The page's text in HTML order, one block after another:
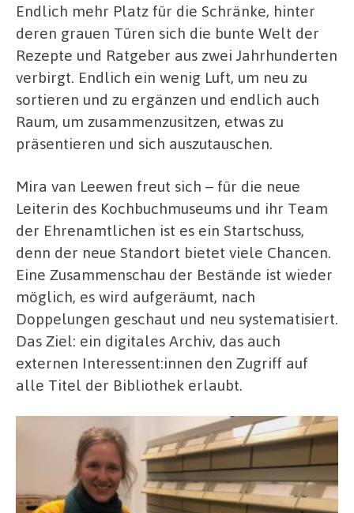
Endlich mehr Platz für die Schränke, hinter
deren grauen Türen sich die bunte Welt der
Rezepte und Ratgeber aus zwei Jahrhunderten
verbirgt. Endlich ein wenig Luft, um neu zu
sortieren und zu ergänzen und endlich auch
Raum, um zusammenzusitzen, etwas zu
präsentieren und sich auszutauschen.
Mira van Leewen freut sich – für die neue
Leiterin des Kochbuchmuseums und ihr Team
der Ehrenamtlichen ist es ein Startschuss,
denn der neue Standort bietet viele Chancen.
Eine Zusammenschau der Bestände ist wieder
möglich, es wird aufgeräumt, nach
Doppelungen geschaut und neu systematisiert.
Das Ziel: ein digitales Archiv, das auch
externen Interessent:innen den Zugriff auf
alle Titel der Bibliothek erlaubt.